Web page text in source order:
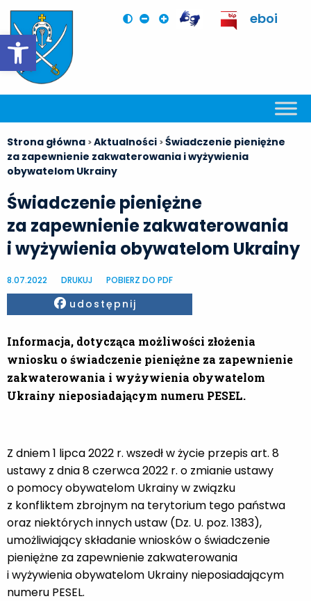
Otwórz pasek narzędzi
eboi
Strona główna >Aktualności >Świadczenie pieniężne
za zapewnienie zakwaterowania i wyżywienia
obywatelom Ukrainy
Świadczenie pieniężne
za zapewnienie zakwaterowania
i wyżywienia obywatelom Ukrainy
8.07.2022 DRUKUJ POBIERZ DO PDF
Facebook
udostępnij
Informacja, dotycząca możliwości złożenia
wniosku o świadczenie pieniężne za zapewnienie
zakwaterowania i wyżywienia obywatelom
Ukrainy nieposiadającym numeru PESEL.
Z dniem 1 lipca 2022 r. wszedł w życie przepis art. 8
ustawy z dnia 8 czerwca 2022 r. o zmianie ustawy
o pomocy obywatelom Ukrainy w związku
z konfliktem zbrojnym na terytorium tego państwa
oraz niektórych innych ustaw (Dz. U. poz. 1383),
umożliwiający składanie wniosków o świadczenie
pieniężne za zapewnienie zakwaterowania
i wyżywienia obywatelom Ukrainy nieposiadającym
numeru PESEL.